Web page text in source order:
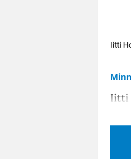
Iitti
Iitti